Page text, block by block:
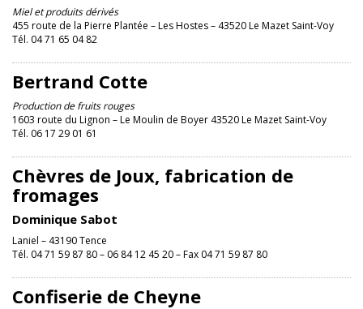
Miel et produits dérivés
455 route de la Pierre Plantée – Les Hostes – 43520 Le Mazet Saint-Voy
Tél. 04 71 65 04 82
Bertrand Cotte
Production de fruits rouges
1603 route du Lignon – Le Moulin de Boyer 43520 Le Mazet Saint-Voy
Tél. 06 17 29 01 61
Chèvres de Joux, fabrication de
fromages
Dominique Sabot
Laniel – 43190 Tence
Tél. 04 71 59 87 80 – 06 84 12 45 20 – Fax 04 71 59 87 80
Confiserie de Cheyne